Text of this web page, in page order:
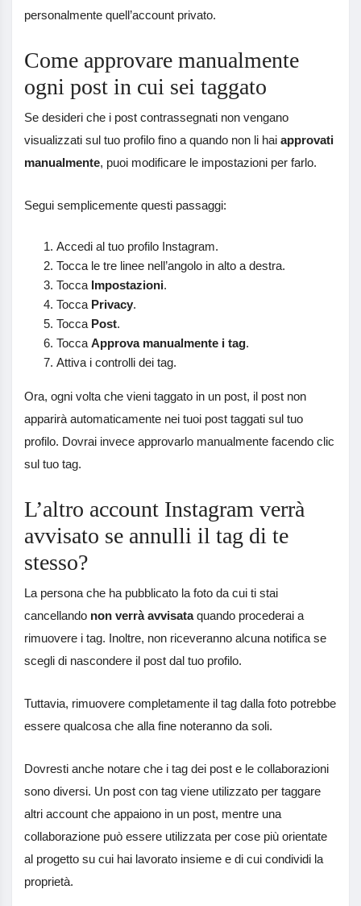
personalmente quell’account privato.
Come approvare manualmente
ogni post in cui sei taggato
Se desideri che i post contrassegnati non vengano
visualizzati sul tuo profilo fino a quando non li hai approvati
manualmente, puoi modificare le impostazioni per farlo.
Segui semplicemente questi passaggi:
Accedi al tuo profilo Instagram.
Tocca le tre linee nell’angolo in alto a destra.
Tocca Impostazioni.
Tocca Privacy.
Tocca Post.
Tocca Approva manualmente i tag.
Attiva i controlli dei tag.
Ora, ogni volta che vieni taggato in un post, il post non
apparirà automaticamente nei tuoi post taggati sul tuo
profilo. Dovrai invece approvarlo manualmente facendo clic
sul tuo tag.
L’altro account Instagram verrà
avvisato se annulli il tag di te
stesso?
La persona che ha pubblicato la foto da cui ti stai
cancellando non verrà avvisataquando procederai a
rimuovere i tag. Inoltre, non riceveranno alcuna notifica se
scegli di nascondere il post dal tuo profilo.
Tuttavia, rimuovere completamente il tag dalla foto potrebbe
essere qualcosa che alla fine noteranno da soli.
Dovresti anche notare che i tag dei post e le collaborazioni
sono diversi. Un post con tag viene utilizzato per taggare
altri account che appaiono in un post, mentre una
collaborazione può essere utilizzata per cose più orientate
al progetto su cui hai lavorato insieme e di cui condividi la
proprietà.